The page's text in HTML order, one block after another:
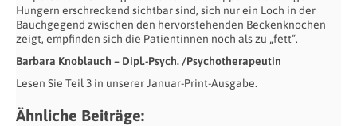
Hungern erschreckend sichtbar sind, sich nur ein Loch in der
Bauchgegend zwischen den hervorstehenden Beckenknochen
zeigt, empfinden sich die Patientinnen noch als zu „fett“.
Barbara Knoblauch – Dipl.-Psych. /Psychotherapeutin
Lesen Sie Teil 3 in unserer Januar-Print-Ausgabe.
Ähnliche Beiträge: